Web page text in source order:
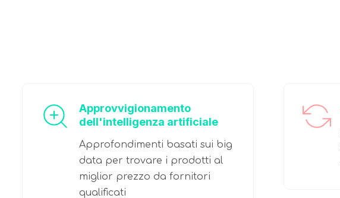
Approvvigionamento
dell'intelligenza artificiale
Approfondimenti basati sui big
data per trovare i prodotti al
miglior prezzo da fornitori
qualificati